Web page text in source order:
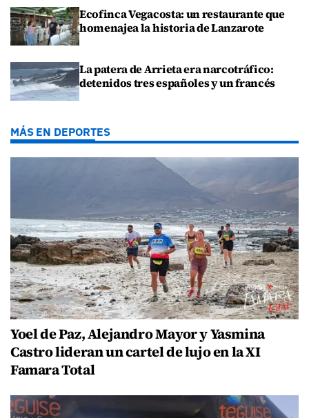
Ecofinca Vegacosta: un restaurante que
homenajea la historia de Lanzarote
La patera de Arrieta era narcotráfico:
detenidos tres españoles y un francés
MÁS EN DEPORTES
Yoel de Paz, Alejandro Mayor y Yasmina
Castro lideran un cartel de lujo en la XI
Famara Total